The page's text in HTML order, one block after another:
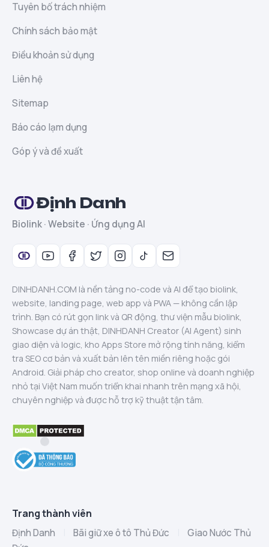
Tuyên bố trách nhiệm
Chính sách bảo mật
Điều khoản sử dụng
Liên hệ
Sitemap
Báo cáo lạm dụng
Góp ý và đề xuất
Định Danh
Biolink · Website · Ứng dụng AI
DINHDANH.COM là nền tảng no-code và AI để tạo biolink,
website, landing page, web app và PWA — không cần lập
trình. Bạn có rút gọn link và QR động, thư viện mẫu biolink,
Showcase dự án thật, DINHDANH Creator (AI Agent) sinh
giao diện và logic, kho Apps Store mở rộng tính năng, kiểm
tra SEO cơ bản và xuất bản lên tên miền riêng hoặc gói
Android. Giải pháp cho creator, shop online và doanh nghiệp
nhỏ tại Việt Nam muốn triển khai nhanh trên mạng xã hội,
chuyên nghiệp và được hỗ trợ kỹ thuật tận tâm.
Trang thành viên
Định Danh Bãi giữ xe ô tô Thủ Đức
Giao Nước Thủ